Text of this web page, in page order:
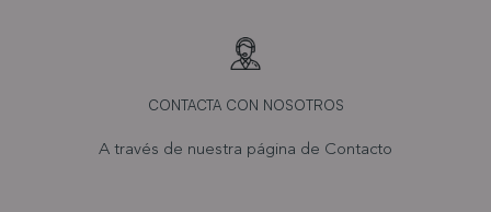
CONTACTA CON NOSOTROS
A través de nuestra página de Contacto